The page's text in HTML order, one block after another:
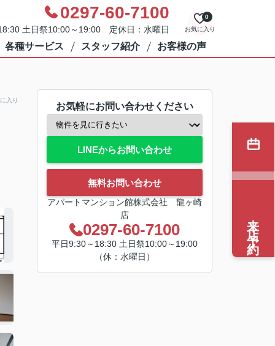
0297-60-7100
土日祭10:00～19:00 定休日：水曜日 お気に入り
0
各種サービス スタッフ紹介 お客様の声
入り
お気軽にお問い合わせください
LINEからお問い合わせ
無料お問い合わせ
アパートマンション館株式会社 龍ヶ崎
店
0297-60-7100
平日9:30～18:30 土日祭10:00～19:00
（休：水曜日）
来店予約